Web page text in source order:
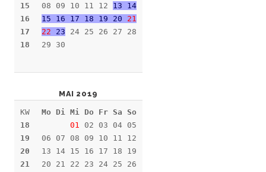
15
16
17
18
08 09 10 11 12 13 14
15 16 17 18 19 20 21
22 23 24 25 26 27 28
29 30
MAI 2019
KW
18
19
20
21
Mo Di Mi Do Fr Sa So
01 02 03 04 05
06 07 08 09 10 11 12
13 14 15 16 17 18 19
20 21 22 23 24 25 26